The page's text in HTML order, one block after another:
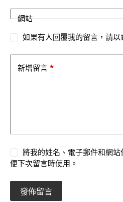
網站
如果有人回覆我的留言，請
新增留言 *
將我的姓名、電子郵件和網
便下次留言時使用。
發佈留言